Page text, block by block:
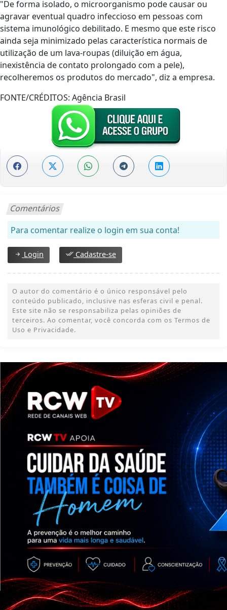
"De forma isolado, o microorganismo pode causar ou
agravar eventual quadro infeccioso em pessoas com
sistema imunológico debilitado. E mesmo que este risco
ainda seja minimizado pelas característica normais de
utilização de um lava-roupas (diluição em água,
inexistência de contato prolongado com a pele),
recolheremos os produtos do mercado", diz a empresa.
FONTE/CRÉDITOS: Agência Brasil
Comentários
Para comentar realize o login em sua conta!
Login Cadastre-se
O autor do comentário é o único responsável pelo
conteúdo publicado, inclusive nas esferas civil e penal.
Este site não se responsabiliza pelas opiniões de
terceiros. Ao comentar, você concorda com os Termos de
Uso e Privacidade.